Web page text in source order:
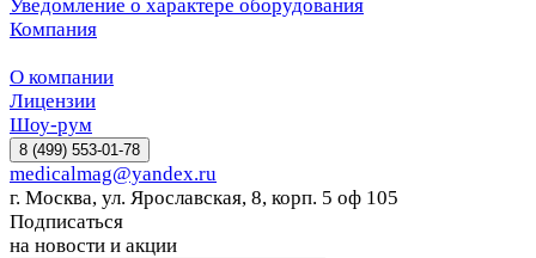
Уведомление о характере оборудования
Компания
О компании
Лицензии
Шоу-рум
8 (499) 553-01-78
medicalmag@yandex.ru
г. Москва, ул. Ярославская, 8, корп. 5 оф 105
Подписаться
на новости и акции